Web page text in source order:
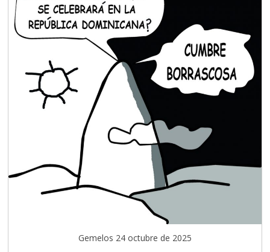
Gemelos 24 octubre de 2025